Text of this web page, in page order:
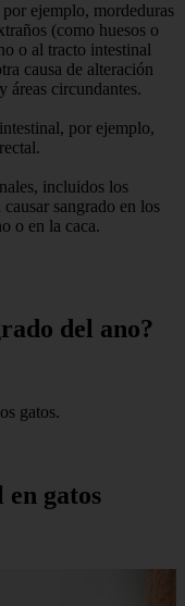
ejemplo, mordeduras
(como huesos o
o al tracto intestinal
causa de alteración
áreas circundantes.
por ejemplo,
incluidos los
causar sangrado en los
o en la caca.
del ano?
gatos.
en gatos